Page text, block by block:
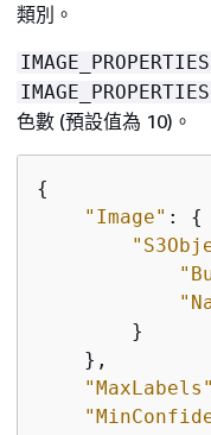
類別。
IMAGE_PROPERTIES
IMAGE_PROPERTIES
色數 (預設值為 10)。
{
"Image" : {
        }
    },
"MaxLabels"